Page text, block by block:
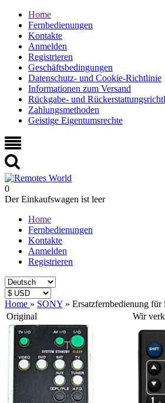
Home
Fernbedienungen
Kontakte
Anmelden
Registrieren
Geschäftsbedingungen
Datenschutz- und Cookie-Richtlinie
Informationen zum Versand
Rückgabe- und
Zahlungsmethoden
Geistige Eigentumsrechte
0
Der Einkaufswagen ist leer
Home
Fernbedienungen
Kontakte
Anmelden
Registrieren
Home » SONY » Ersatzfernbedienung
Original
Wir